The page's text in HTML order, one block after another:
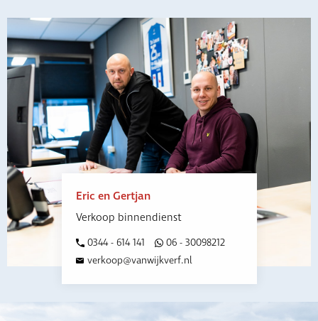
Eric en Gertjan
Verkoop binnendienst
0344 - 614 141
06 - 30098212
verkoop@vanwijkverf.nl